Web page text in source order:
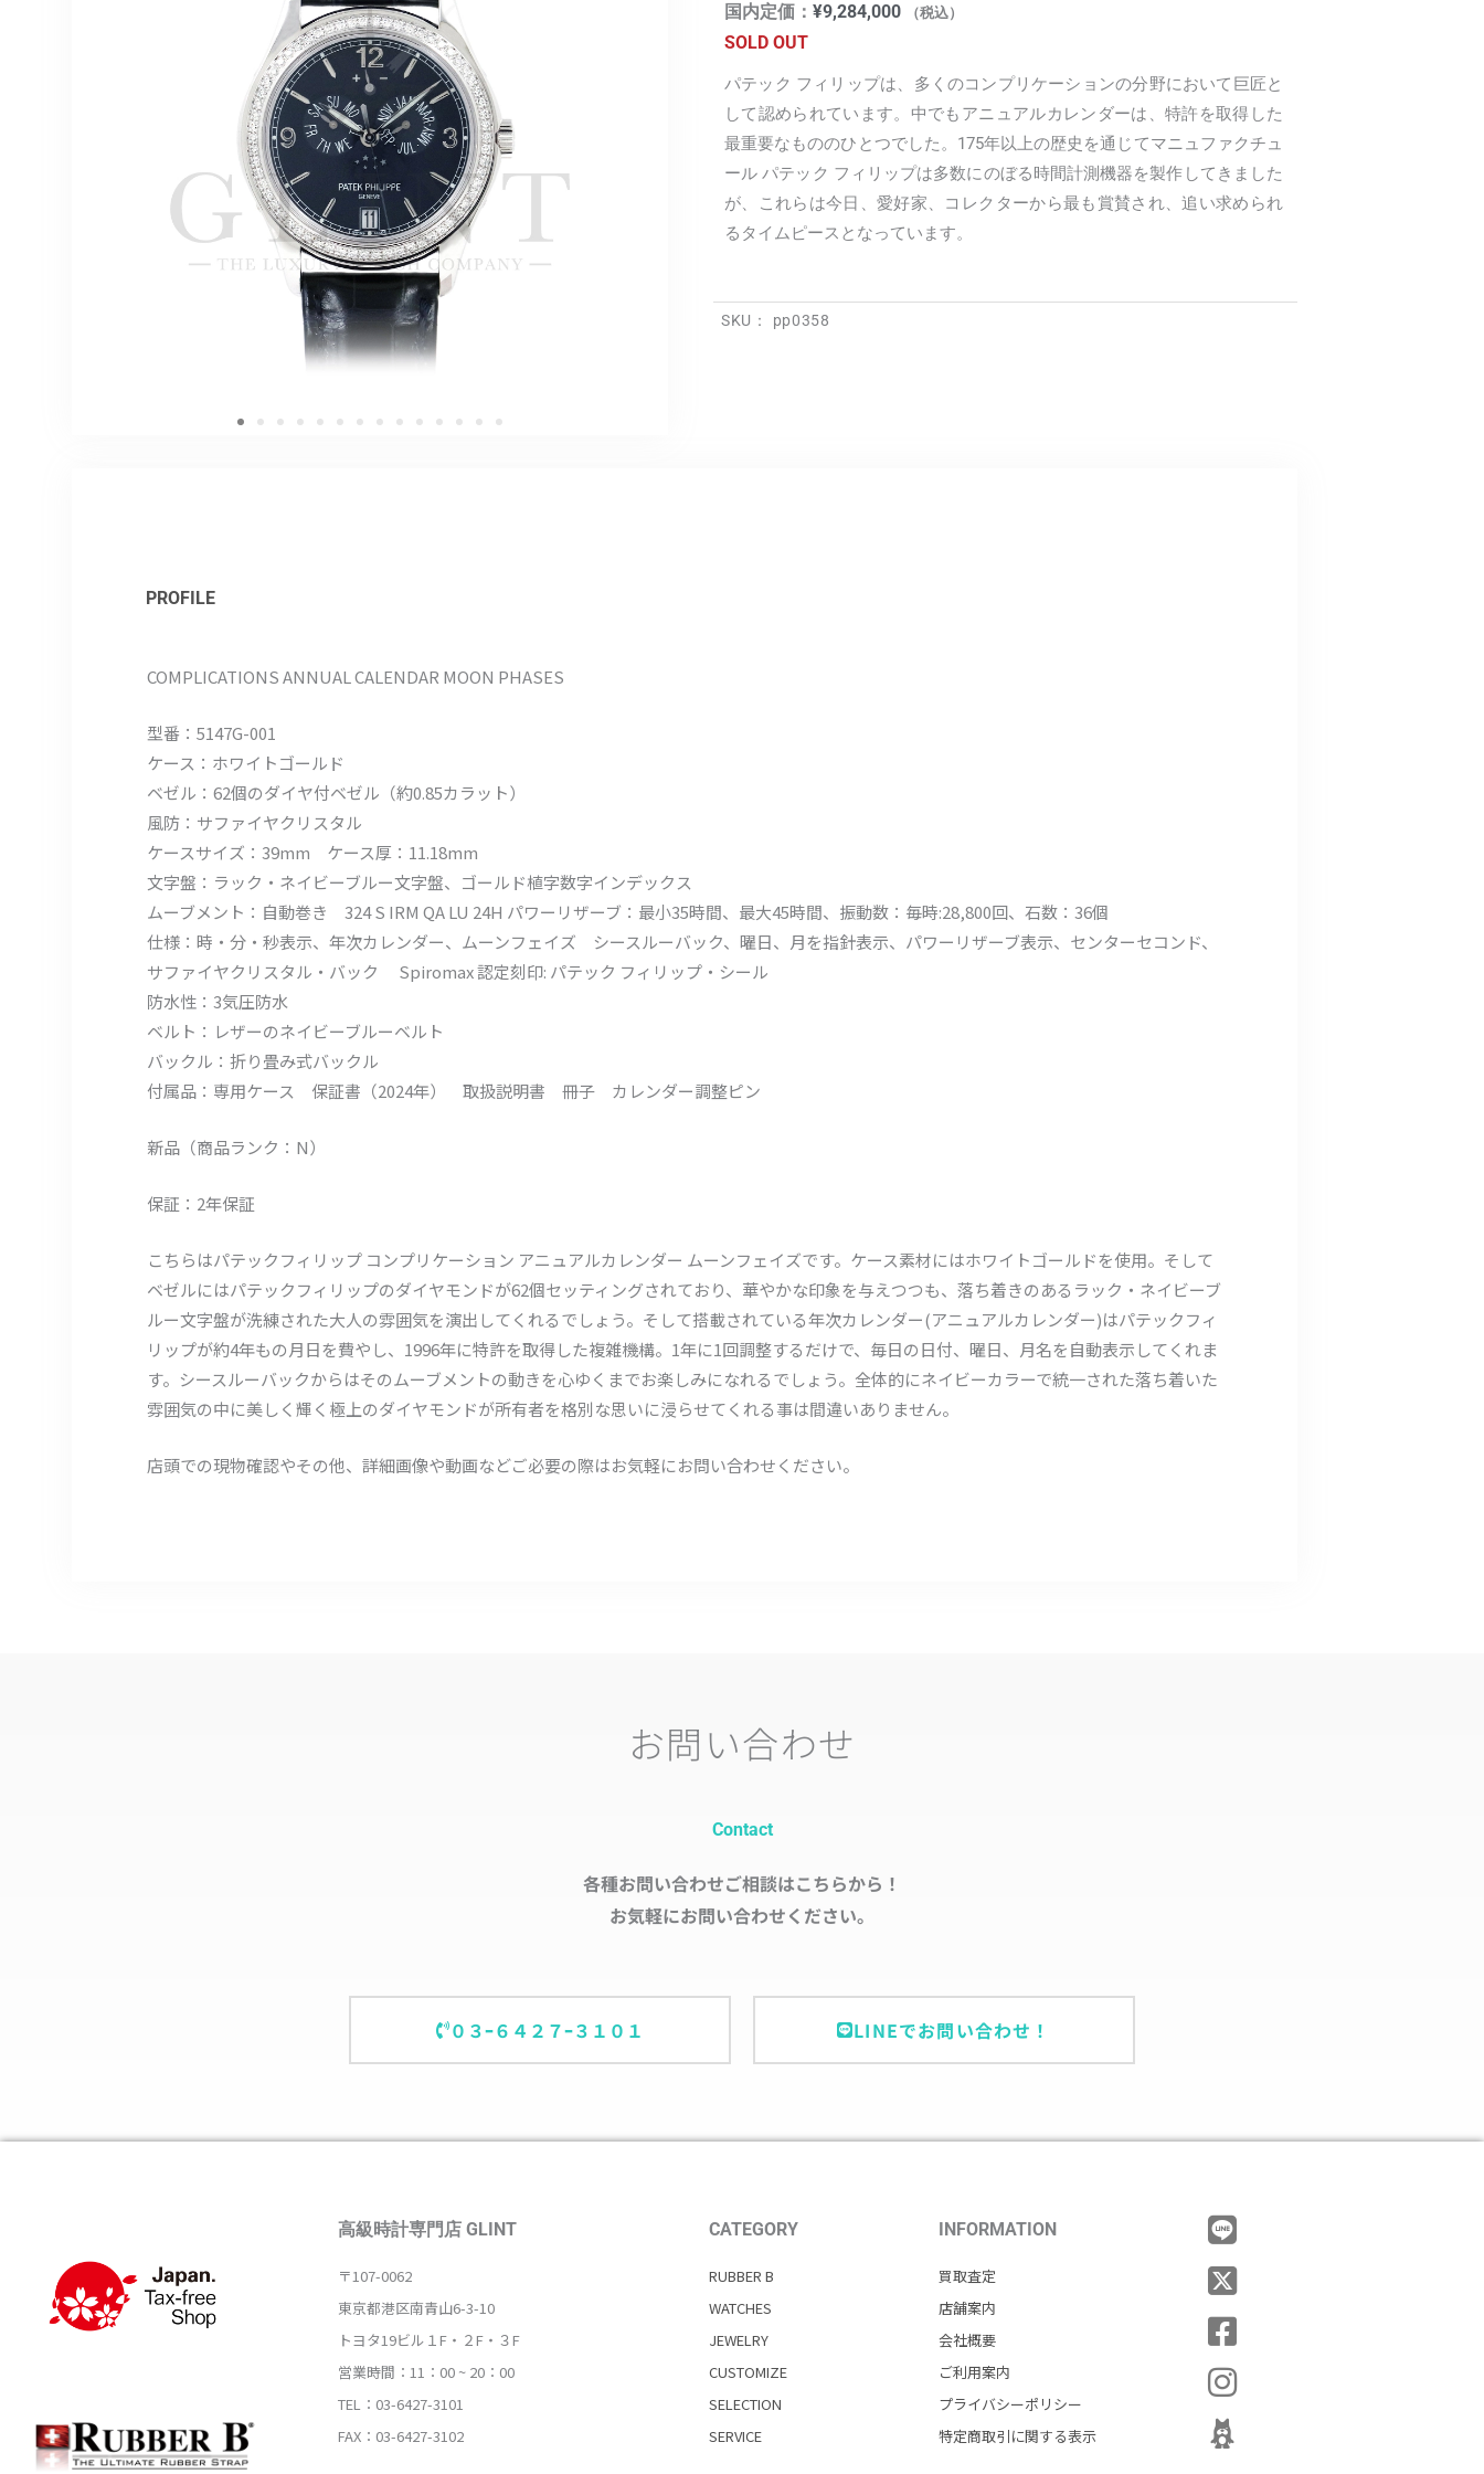
国内定価： ¥9,284,000 （税込）
SOLD OUT
パテック フィリップは、多くのコンプリケーションの分野において巨匠と
して認められています。中でもアニュアルカレンダーは、特許を取得した
最重要なもののひとつでした。175年以上の歴史を通じてマニュファクチュ
ール パテック フィリップは多数にのぼる時間計測機器を製作してきました
が、これらは今日、愛好家、コレクターから最も賞賛され、追い求められ
るタイムピースとなっています。
SKU： pp0358
PROFILE
COMPLICATIONS ANNUAL CALENDAR MOON PHASES
型番：5147G-001
ケース：ホワイトゴールド
ベゼル：62個のダイヤ付ベゼル（約0.85カラット）
風防：サファイヤクリスタル
ケースサイズ：39mm ケース厚：11.18mm
文字盤：ラック・ネイビーブルー文字盤、ゴールド植字数字インデックス
ムーブメント：自動巻き 324 S IRM QA LU 24H パワーリザーブ：最小35時間、最大45時間、振動数：毎時:28,800回、石数：36個
仕様：時・分・秒表示、年次カレンダー、ムーンフェイズ シースルーバック、曜日、月を指針表示、パワーリザーブ表示、センターセコンド、
サファイヤクリスタル・バック Spiromax 認定刻印: パテック フィリップ・シール
防水性：3気圧防水
ベルト：レザーのネイビーブルーベルト
バックル：折り畳み式バックル
付属品：専用ケース 保証書（2024年） 取扱説明書 冊子 カレンダー調整ピン
新品（商品ランク：N）
保証：2年保証
こちらはパテックフィリップ コンプリケーション アニュアルカレンダー ムーンフェイズです。ケース素材にはホワイトゴールドを使用。そして
ベゼルにはパテックフィリップのダイヤモンドが62個セッティングされており、華やかな印象を与えつつも、落ち着きのあるラック・ネイビーブ
ルー文字盤が洗練された大人の雰囲気を演出してくれるでしょう。そして搭載されている年次カレンダー(アニュアルカレンダー)はパテックフィ
リップが約4年もの月日を費やし、1996年に特許を取得した複雑機構。1年に1回調整するだけで、毎日の日付、曜日、月名を自動表示してくれま
す。シースルーバックからはそのムーブメントの動きを心ゆくまでお楽しみになれるでしょう。全体的にネイビーカラーで統一された落ち着いた
雰囲気の中に美しく輝く極上のダイヤモンドが所有者を格別な思いに浸らせてくれる事は間違いありません。
店頭での現物確認やその他、詳細画像や動画などご必要の際はお気軽にお問い合わせください。
お問い合わせ
Contact
各種お問い合わせご相談はこちらから！
お気軽にお問い合わせください。
０３ｰ６４２７ｰ３１０１ LINEでお問い合わせ！
高級時計専門店 GLINT
〒107-0062
東京都港区南青山6-3-10
トヨタ19ビル１F・２F・３F
営業時間：11：00 ~ 20：00
TEL：03-6427-3101
FAX：03-6427-3102
CATEGORY
RUBBER B
WATCHES
JEWELRY
CUSTOMIZE
SELECTION
SERVICE
INFORMATION
買取査定
店舗案内
会社概要
ご利用案内
プライバシーポリシー
特定商取引に関する表示